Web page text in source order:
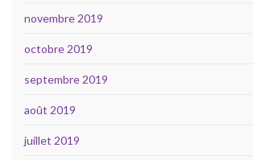
novembre 2019
octobre 2019
septembre 2019
août 2019
juillet 2019